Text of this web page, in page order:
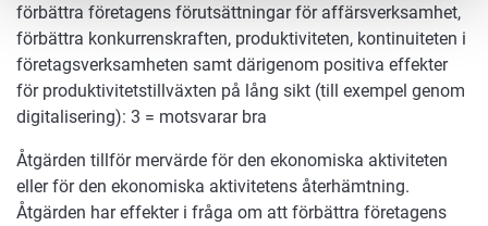
förbättra företagens förutsättningar för affärsverksamhet,
förbättra konkurrenskraften, produktiviteten, kontinuiteten i
företagsverksamheten samt därigenom positiva effekter
för produktivitetstillväxten på lång sikt (till exempel genom
digitalisering): 3 = motsvarar bra
Åtgärden tillför mervärde för den ekonomiska aktiviteten
eller för den ekonomiska aktivitetens återhämtning.
Åtgärden har effekter i fråga om att förbättra företagens